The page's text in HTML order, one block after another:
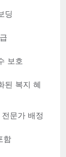
딩
보호
된 복지 혜
문가 배정
함